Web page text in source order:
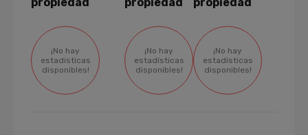
¡No hay
estadísticas
disponibles!
¡No hay
estadísticas
disponibles!
¡No hay
estadísticas
disponibles!